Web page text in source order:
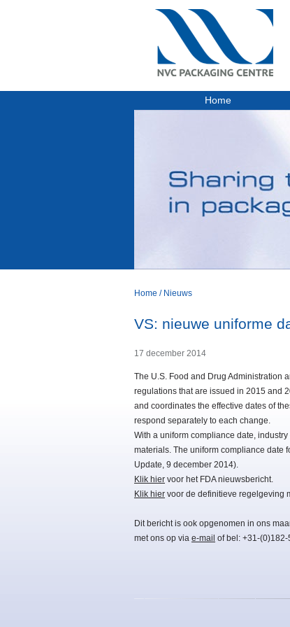
Home
Home / Nieuws
VS: nieuwe uniforme
17 december 2014
The U.S. Food and Drug Administration
regulations that are issued in 2015 and
and coordinates the effective dates of
respond separately to each change.
With a uniform compliance date,
materials. The uniform compliance date
Update, 9 december 2014).
Klik hier voor het FDA nieuwsbericht.
Klik hier voor de definitieve regelgeving
Dit bericht is ook opgenomen in ons
met ons op via e-mail of bel: +31-(0)182-